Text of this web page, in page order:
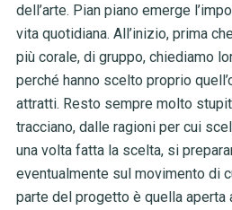
dell’arte. Pian piano emerge
vita quotidiana. All’inizio, prima
più corale, di gruppo, chiediamo
perché hanno scelto proprio
attratti. Resto sempre molto
tracciano, dalle ragioni per cui
una volta fatta la scelta, si
eventualmente sul movimento di
parte del progetto è quella aperta